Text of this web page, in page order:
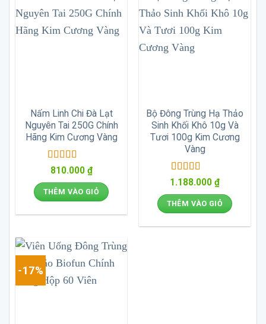
Nấm Linh Chi Đà Lạt
Nguyên Tai 250G Chính
Hãng Kim Cương Vàng
Được xếp
5 sao
810.000 ₫
THÊM VÀO GIỎ
Bộ Đông Trùng Hạ Thảo
Sinh Khối Khô 10g Và
Tươi 100g Kim Cương
Vàng
Được xếp
5 sao
1.188.000 ₫
THÊM VÀO GIỎ
-17%